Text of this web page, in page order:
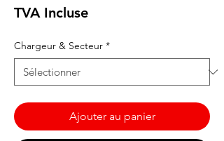
TVA Incluse
Chargeur & Secteur *
Ajouter au panier